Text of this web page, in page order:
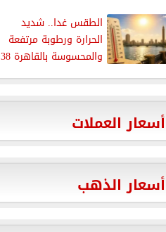
الطقس غدا.. شديد
الحرارة ورطوبة مرتفعة
والمحسوسة بالقاهرة 38
درجة
أسعار العملات
أسعار الذهب